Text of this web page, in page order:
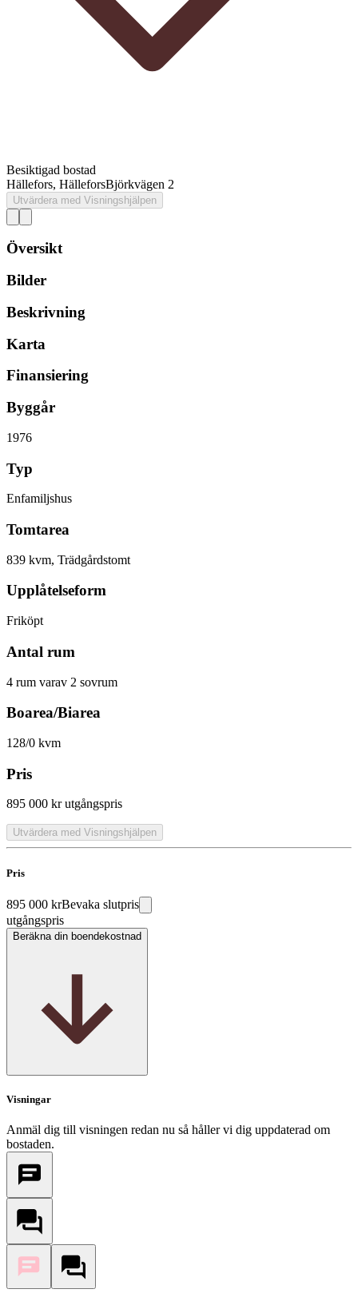
Besiktigad bostad
Hällefors, HälleforsBjörkvägen 2
Utvärdera med Visningshjälpen
Översikt
Bilder
Beskrivning
Karta
Finansiering
Byggår
1976
Typ
Enfamiljshus
Tomtarea
839 kvm, Trädgårdstomt
Upplåtelseform
Friköpt
Antal rum
4 rum varav 2 sovrum
Boarea/Biarea
128/0 kvm
Pris
895 000 kr utgångspris
Utvärdera med Visningshjälpen
Pris
895 000 krBevaka slutpris
utgångspris
Beräkna din boendekostnad
Visningar
Anmäl dig till visningen redan nu så håller vi dig uppdaterad om
bostaden.